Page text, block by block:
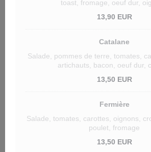
toast, fromage, oeuf dur,
13,90 EUR
Catalane
Salade, pommes de terre, tomates,
artichauts, bacon, oeuf dur,
13,50 EUR
Fermière
Salade, tomates, carottes, oignons,
poulet, fromage
13,50 EUR